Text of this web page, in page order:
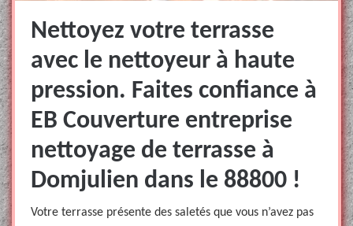
Nettoyez votre terrasse
avec le nettoyeur à haute
pression. Faites confiance à
EB Couverture entreprise
nettoyage de terrasse à
Domjulien dans le 88800 !
Votre terrasse présente des saletés que vous n’avez pas